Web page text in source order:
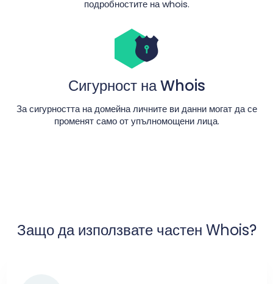
подробностите на whois.
Сигурност на Whois
За сигурността на домейна личните ви данни могат да се
променят само от упълномощени лица.
Защо да използвате частен Whois?